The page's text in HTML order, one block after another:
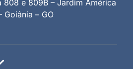
808 e 809B – Jardim América
Goiânia – GO